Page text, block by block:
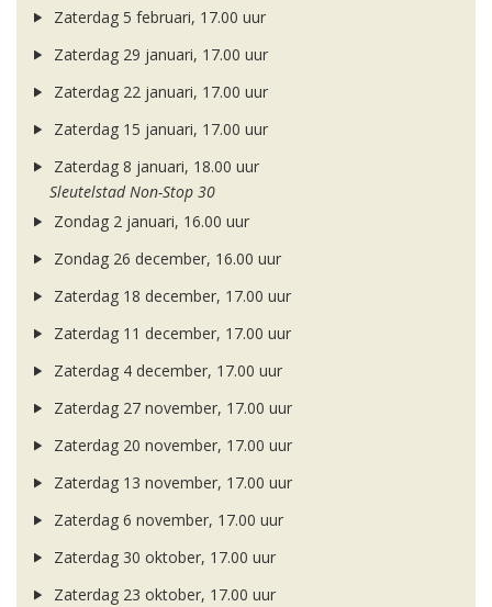
Zaterdag 5 februari, 17.00 uur
Zaterdag 29 januari, 17.00 uur
Zaterdag 22 januari, 17.00 uur
Zaterdag 15 januari, 17.00 uur
Zaterdag 8 januari, 18.00 uur
Sleutelstad Non-Stop 30
Zondag 2 januari, 16.00 uur
Zondag 26 december, 16.00 uur
Zaterdag 18 december, 17.00 uur
Zaterdag 11 december, 17.00 uur
Zaterdag 4 december, 17.00 uur
Zaterdag 27 november, 17.00 uur
Zaterdag 20 november, 17.00 uur
Zaterdag 13 november, 17.00 uur
Zaterdag 6 november, 17.00 uur
Zaterdag 30 oktober, 17.00 uur
Zaterdag 23 oktober, 17.00 uur